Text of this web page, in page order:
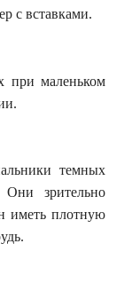
с вставками.
маленьком
темных
Они зрительно
иметь плотную